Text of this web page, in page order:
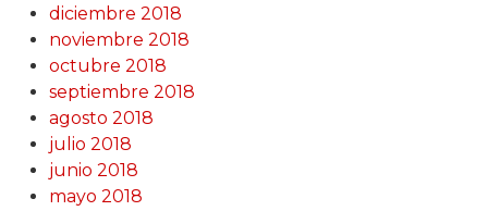
diciembre 2018
noviembre 2018
octubre 2018
septiembre 2018
agosto 2018
julio 2018
junio 2018
mayo 2018